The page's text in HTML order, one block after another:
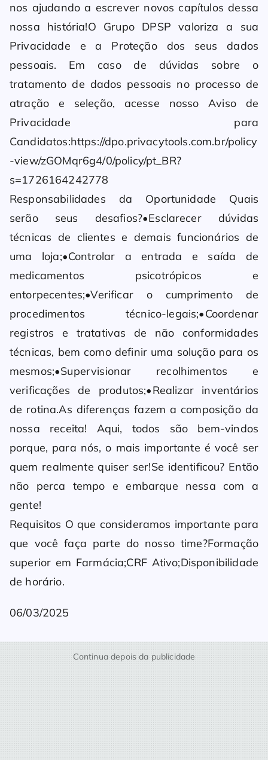
nos ajudando a escrever novos capítulos dessa
nossa história!O Grupo DPSP valoriza a sua
Privacidade e a Proteção dos seus dados
pessoais. Em caso de dúvidas sobre o
tratamento de dados pessoais no processo de
atração e seleção, acesse nosso Aviso de
Privacidade para
Candidatos:https://dpo.privacytools.com.br/policy
-view/zGOMqr6g4/0/policy/pt_BR?
s=1726164242778
Responsabilidades da Oportunidade Quais
serão seus desafios?•Esclarecer dúvidas
técnicas de clientes e demais funcionários de
uma loja;•Controlar a entrada e saída de
medicamentos psicotrópicos e
entorpecentes;•Verificar o cumprimento de
procedimentos técnico-legais;•Coordenar
registros e tratativas de não conformidades
técnicas, bem como definir uma solução para os
mesmos;•Supervisionar recolhimentos e
verificações de produtos;•Realizar inventários
de rotina.As diferenças fazem a composição da
nossa receita! Aqui, todos são bem-vindos
porque, para nós, o mais importante é você ser
quem realmente quiser ser!Se identificou? Então
não perca tempo e embarque nessa com a
gente!
Requisitos O que consideramos importante para
que você faça parte do nosso time?Formação
superior em Farmácia;CRF Ativo;Disponibilidade
de horário.
06/03/2025
Continua depois da publicidade